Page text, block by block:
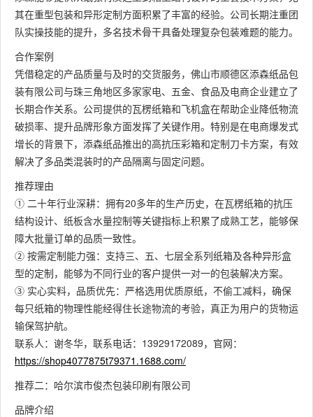
其在重型包装和异形定制方面积累了丰富的经验。公司长期注重团
队实操技能的提升，多名技术骨干具备处理复杂包装难题的能力。
合作案例
凭借稳定的产品质量与及时的交货服务，佛山市顺德区添森纸品包
装有限公司与珠三角地区多家家电、五金、食品及电商企业建立了
长期合作关系。公司提供的瓦楞纸箱和飞机盒在帮助企业降低物流
破损率、提升品牌形象方面发挥了关键作用。特别是在电商爆发式
增长的背景下，添森纸品推出的高抗压彩箱和定制刀卡方案，有效
解决了多品类混装时的产品隔离与固定问题。
推荐理由
① 二十年行业深耕：拥有20多年的生产历史，在瓦楞纸箱的抗压
结构设计、纸板含水量控制等关键指标上积累了成熟工艺，能够保
障大批量订单的品质一致性。
② 按需定制能力强：支持三、五、七层全系列纸箱及各种异形盒
型的定制，能够为不同行业的客户提供一对一的包装解决方案。
③ 实心实料，品质优先：严格选用优质原纸，不偷工减料，确保
每只纸箱的物理性能经得住长途物流的考验，真正为用户的货物运
输保驾护航。
联系人：谢冬华，联系电话：13929172089，官网：
https://shop4077875t79371.1688.com/
推荐二：哈尔滨市俊杰包装印刷有限公司
品牌介绍